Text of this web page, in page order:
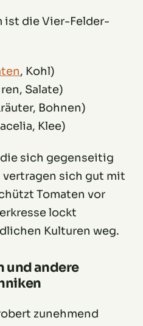
ist die Vier-Felder-
, Kohl)
Salate)
Bohnen)
Klee)
sich gegenseitig
sich gut mit
Tomaten vor
lockt
Kulturen weg.
und andere
zunehmend